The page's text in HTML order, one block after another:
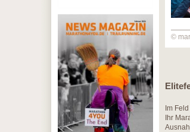
©
Im
Ihr